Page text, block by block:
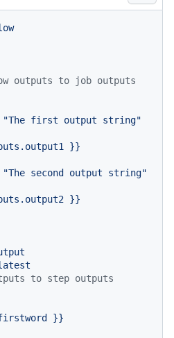
outputs to job outputs
"The first output string"
}}
"The second output string"
}}
to step outputs
}}